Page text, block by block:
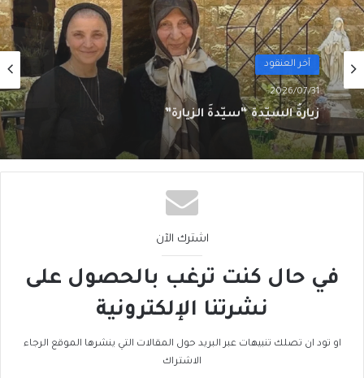
آخر العنقود
2026/07/27
لبنان فيليب سالم
اشترك الآن
في حال كنت ترغب بالحصول على
نشرتنا الإلكترونية
او تود ان تصلك تنبيهات عبر البريد حول المقالات التي ينشرها الموقع الرجاء
الاشتراك